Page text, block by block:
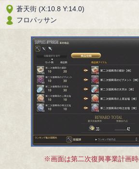
蒼天街 (X:10.8 Y:14.0)
フロパッサン
※画面は第二次復興事業計画時